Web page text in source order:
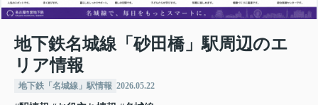
地下鉄名城線「砂田橋」駅周辺のエ
リア情報
地下鉄「名城線」駅情報 2026.05.22